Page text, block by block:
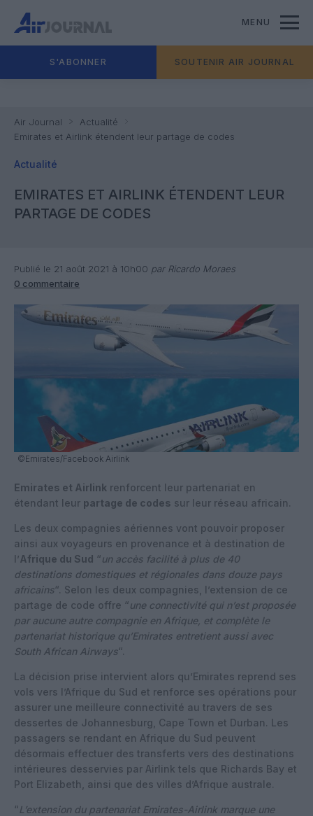
MENU
S'ABONNER SOUTENIR AIR JOURNAL
Air Journal
Actualité
Emirates et Airlink étendent leur partage de codes
Actualité
EMIRATES ET AIRLINK ÉTENDENT LEUR
PARTAGE DE CODES
Publié le 21 août 2021 à 10h00 par Ricardo Moraes
0 commentaire
©Emirates/Facebook Airlink
Emirates et Airlink renforcent leur partenariat en
étendant leur partage de codes sur leur réseau africain.
Les deux compagnies aériennes vont pouvoir proposer
ainsi aux voyageurs en provenance et à destination de
l’Afrique du Sud “un accès facilité à plus de 40
destinations domestiques et régionales dans douze pays
africains“. Selon les deux compagnies, l’extension de ce
partage de code offre “une connectivité qui n’est proposée
par aucune autre compagnie en Afrique, et complète le
partenariat historique qu’Emirates entretient aussi avec
South African Airways“.
La décision prise intervient alors qu’Emirates reprend ses
vols vers l’Afrique du Sud et renforce ses opérations pour
assurer une meilleure connectivité au travers de ses
dessertes de Johannesburg, Cape Town et Durban. Les
passagers se rendant en Afrique du Sud peuvent
désormais effectuer des transferts vers des destinations
intérieures desservies par Airlink tels que Richards Bay et
Port Elizabeth, ainsi que des villes d’Afrique australe.
“L’extension du partenariat Emirates-Airlink marque une